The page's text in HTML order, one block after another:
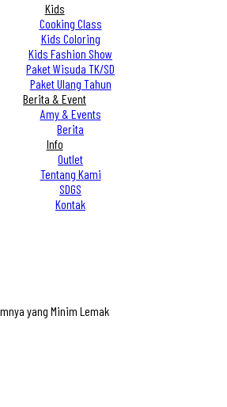
Kids
Cooking Class
Kids Coloring
Kids Fashion Show
Paket Wisuda TK/SD
Paket Ulang Tahun
Berita & Event
Amy & Events
Berita
Info
Outlet
Tentang Kami
SDGS
Kontak
yang Minim Lemak